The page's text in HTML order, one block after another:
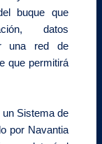
buque que
datos
una red de
que permitirá
Sistema de
por Navantia